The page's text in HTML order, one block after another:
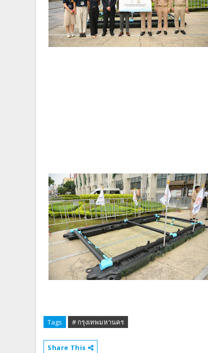
Tags # กรุงเทพมหานคร
Share This